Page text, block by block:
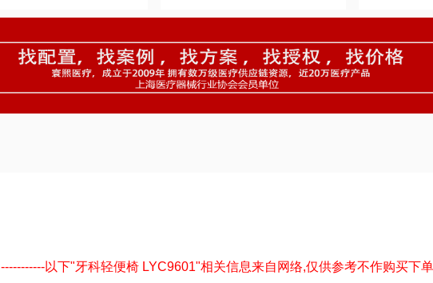
-----------以下"牙科轻便椅 LYC9601"相关信息来自网络,仅供参考不作购买下